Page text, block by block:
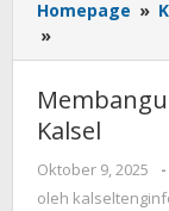
Homepage »
»
Spirit
Sehat
Bersama
Bank
Kalsel
Kalsel
Oktober 9, 2025 -
oleh